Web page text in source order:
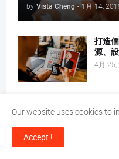
by Vista Cheng - 1月 14,
打造
源、
4月 25,
的角
Our website uses cookies to
Accept !